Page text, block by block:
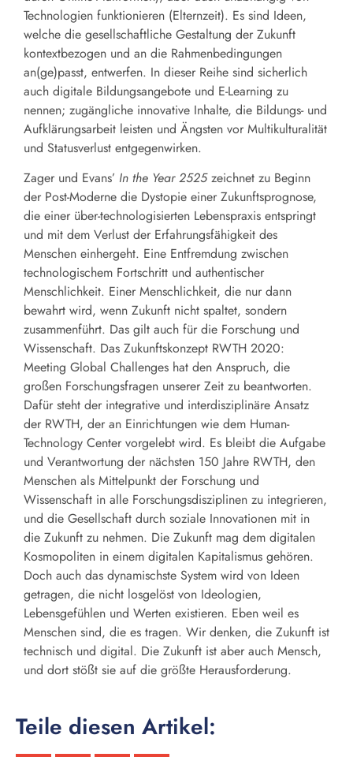
Technologien funktionieren (Elternzeit). Es sind Ideen,
welche die gesellschaftliche Gestaltung der Zukunft
kontextbezogen und an die Rahmenbedingungen
an(ge)passt, entwerfen. In dieser Reihe sind sicherlich
auch digitale Bildungsangebote und E-Learning zu
nennen; zugängliche innovative Inhalte, die Bildungs- und
Aufklärungsarbeit leisten und Ängsten vor Multikulturalität
und Statusverlust entgegenwirken.
Zager und Evans’ In the Year 2525zeichnet zu Beginn
der Post-Moderne die Dystopie einer Zukunftsprognose,
die einer über-technologisierten Lebenspraxis entspringt
und mit dem Verlust der Erfahrungsfähigkeit des
Menschen einhergeht. Eine Entfremdung zwischen
technologischem Fortschritt und authentischer
Menschlichkeit. Einer Menschlichkeit, die nur dann
bewahrt wird, wenn Zukunft nicht spaltet, sondern
zusammenführt. Das gilt auch für die Forschung und
Wissenschaft. Das Zukunftskonzept RWTH 2020:
Meeting Global Challenges hat den Anspruch, die
großen Forschungsfragen unserer Zeit zu beantworten.
Dafür steht der integrative und interdisziplinäre Ansatz
der RWTH, der an Einrichtungen wie dem Human-
Technology Center vorgelebt wird. Es bleibt die Aufgabe
und Verantwortung der nächsten 150 Jahre RWTH, den
Menschen als Mittelpunkt der Forschung und
Wissenschaft in alle Forschungsdisziplinen zu integrieren,
und die Gesellschaft durch soziale Innovationen mit in
die Zukunft zu nehmen. Die Zukunft mag dem digitalen
Kosmopoliten in einem digitalen Kapitalismus gehören.
Doch auch das dynamischste System wird von Ideen
getragen, die nicht losgelöst von Ideologien,
Lebensgefühlen und Werten existieren. Eben weil es
Menschen sind, die es tragen. Wir denken, die Zukunft ist
technisch und digital. Die Zukunft ist aber auch Mensch,
und dort stößt sie auf die größte Herausforderung.
Teile diesen Artikel: